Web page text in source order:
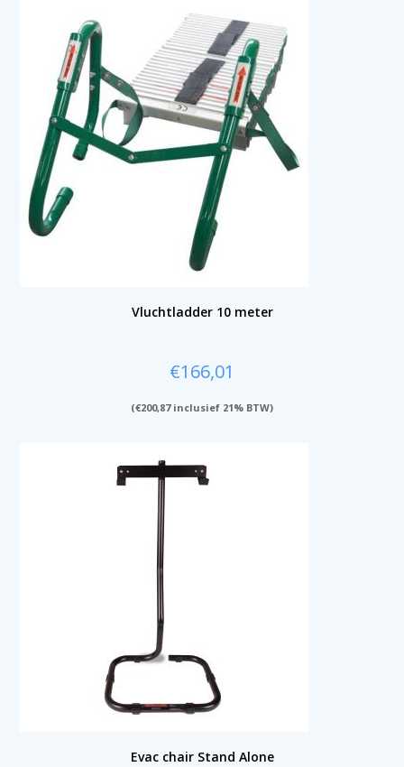
Vluchtladder 10 meter
€166,01
(€200,87inclusief 21% BTW)
Evac chair Stand Alone